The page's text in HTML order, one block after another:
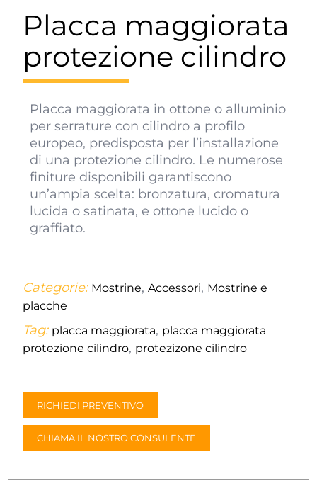
Placca maggiorata
protezione cilindro
Placca maggiorata in ottone o alluminio
per serrature con cilindro a profilo
europeo, predisposta per l’installazione
di una protezione cilindro. Le numerose
finiture disponibili garantiscono
un’ampia scelta: bronzatura, cromatura
lucida o satinata, e ottone lucido o
graffiato.
Categorie: Mostrine, Accessori, Mostrine e
placche
Tag: placca maggiorata, placca maggiorata
protezione cilindro, protezizone cilindro
RICHIEDI PREVENTIVO
CHIAMA IL NOSTRO CONSULENTE